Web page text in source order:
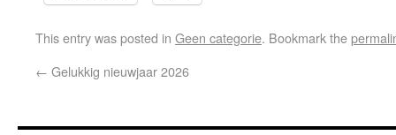
This entry was posted in Geen categorie. Bookmark the
← Gelukkig nieuwjaar 2026